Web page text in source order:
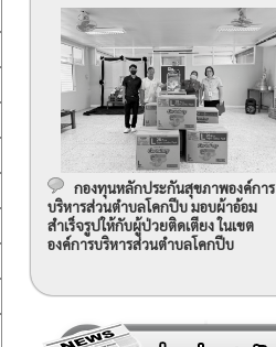
กองทุนหลักประกันสุขภาพองค์การ
บริหารส่วนตำบลโคกปีบ มอบผ้าอ้อม
สำเร็จรูปให้กับผู้ป่วยติดเตียง ในเขต
องค์การบริหารส่วนตำบลโคกปีบ